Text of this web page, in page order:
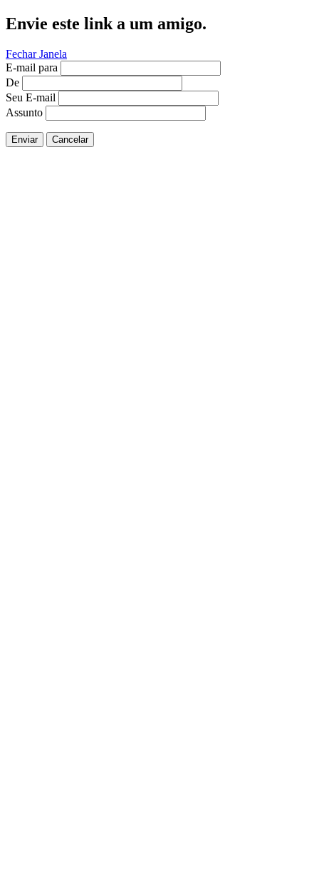
Envie este link a um amigo.
Fechar Janela
E-mail para
De
Seu E-mail
Assunto
Enviar Cancelar